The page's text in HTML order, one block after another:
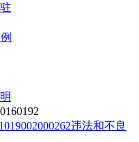
违法和不良